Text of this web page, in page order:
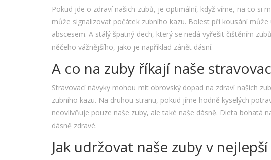
Pokud jde o zdraví našich zubů, je optimální, když víme, na co si
může signalizovat počátek zubního kazu. Bolest při kousání
abscesem. A stálý špatný dech, který se nedá vyřešit čištěním
něčeho vážnějšího, jako je například zánět dásní.
A co na zuby říkají naše
Stravovací návyky mohou mít obrovský dopad na zdraví našich
zubního kazu. Na druhou stranu, pokud jíme hodně kyselých
neovlivňuje pouze naše zuby, ale také naše dásně. Dieta bohatá
dásně zdravé.
Jak udržovat naše zuby v